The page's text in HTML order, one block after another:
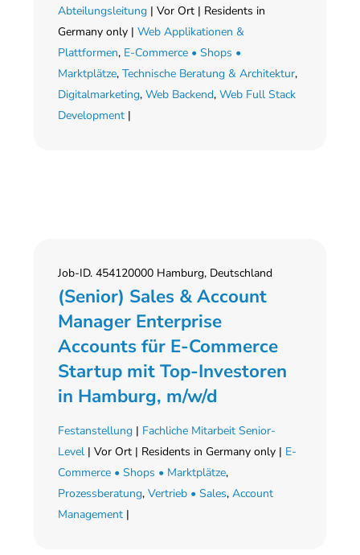
Abteilungsleitung | Vor Ort | Residents in
Germany only |Web Applikationen &
Plattformen, E-Commerce • Shops •
Marktplätze,Technische Beratung & Architektur,
Digitalmarketing,Web Backend,Web Full Stack
Development |
Job-ID. 454120000 Hamburg, Deutschland
(Senior) Sales & Account
Manager Enterprise
Accounts für E-Commerce
Startup mit Top-Investoren
in Hamburg, m/w/d
Festanstellung | Fachliche Mitarbeit Senior-
Level | Vor Ort | Residents in Germany only | E-
Commerce • Shops • Marktplätze,
Prozessberatung,Vertrieb • Sales,Account
Management |